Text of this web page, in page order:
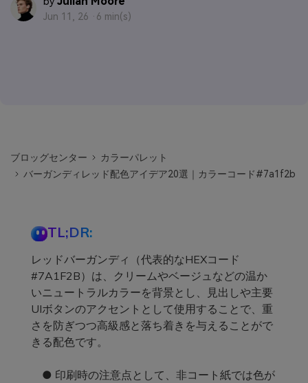
Jun 11, 26 · 6 min(s)
ブロッグセンター
カラーパレット
バーガンディレッド配色アイデア20選｜カラーコード#7a1f2b
TL;DR:
レッドバーガンディ（代表的なHEXコード
#7A1F2B）は、クリームやベージュなどの温か
いニュートラルカラーを背景とし、見出しや主要
UIボタンのアクセントとして使用することで、重
さを防ぎつつ高級感と落ち着きを与えることがで
きる配色です。
● 印刷時の注意点として、非コート紙では色が